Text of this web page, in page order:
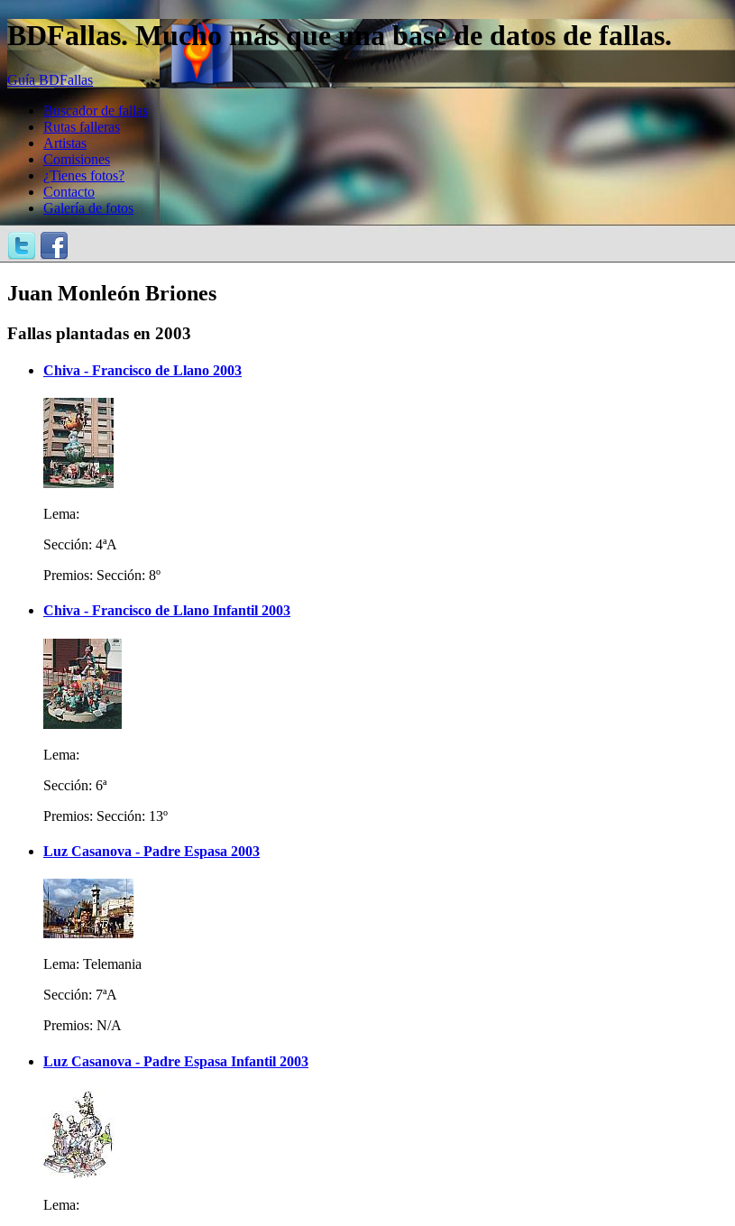
BDFallas. Mucho más que una base de datos de fallas.
Guía BDFallas
Buscador de fallas
Rutas falleras
Artistas
Comisiones
¿Tienes fotos?
Contacto
Galería de fotos
Juan Monleón Briones
Fallas plantadas en 2003
Chiva - Francisco de Llano 2003
Lema:
Sección: 4ªA
Premios: Sección: 8º
Chiva - Francisco de Llano Infantil 2003
Lema:
Sección: 6ª
Premios: Sección: 13º
Luz Casanova - Padre Espasa 2003
Lema: Telemania
Sección: 7ªA
Premios: N/A
Luz Casanova - Padre Espasa Infantil 2003
Lema: